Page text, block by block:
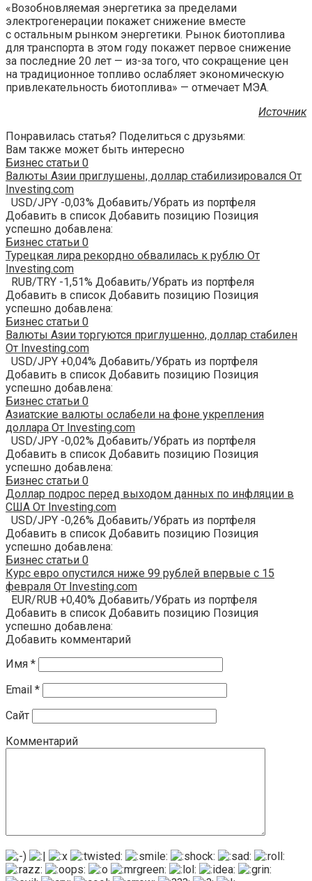
«Возобновляемая энергетика за пределами
электрогенерации покажет снижение вместе
с остальным рынком энергетики. Рынок биотоплива
для транспорта в этом году покажет первое снижение
за последние 20 лет — из-за того, что сокращение цен
на традиционное топливо ослабляет экономическую
привлекательность биотоплива» — отмечает МЭА.
Источник
Понравилась статья? Поделиться с друзьями:
Вам также может быть интересно
Бизнес статьи 0
Валюты Азии приглушены, доллар стабилизировался От
Investing.com
USD/JPY -0,03% Добавить/Убрать из портфеля
Добавить в список Добавить позицию Позиция
успешно добавлена:
Бизнес статьи 0
Турецкая лира рекордно обвалилась к рублю От
Investing.com
RUB/TRY -1,51% Добавить/Убрать из портфеля
Добавить в список Добавить позицию Позиция
успешно добавлена:
Бизнес статьи 0
Валюты Азии торгуются приглушенно, доллар стабилен
От Investing.com
USD/JPY +0,04% Добавить/Убрать из портфеля
Добавить в список Добавить позицию Позиция
успешно добавлена:
Бизнес статьи 0
Азиатские валюты ослабели на фоне укрепления
доллара От Investing.com
USD/JPY -0,02% Добавить/Убрать из портфеля
Добавить в список Добавить позицию Позиция
успешно добавлена:
Бизнес статьи 0
Доллар подрос перед выходом данных по инфляции в
США От Investing.com
USD/JPY -0,26% Добавить/Убрать из портфеля
Добавить в список Добавить позицию Позиция
успешно добавлена:
Бизнес статьи 0
Курс евро опустился ниже 99 рублей впервые с 15
февраля От Investing.com
EUR/RUB +0,40% Добавить/Убрать из портфеля
Добавить в список Добавить позицию Позиция
успешно добавлена:
Добавить комментарий
Имя *
Email *
Сайт
Комментарий